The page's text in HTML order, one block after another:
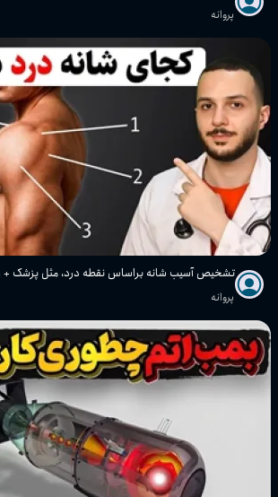
پروانه
تشخیص آسیب شانه براساس نقطه درد، مثل پزشک +
پروانه